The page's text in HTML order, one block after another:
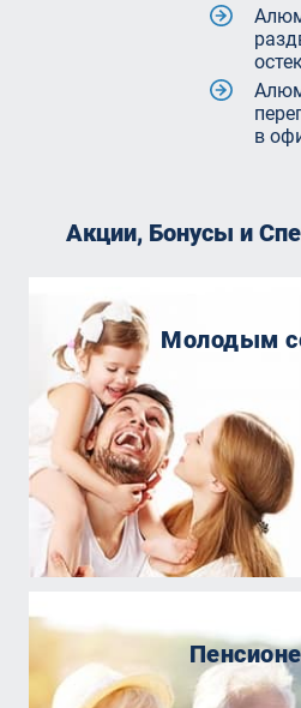
в
Акции, Бонусы и
Молодым